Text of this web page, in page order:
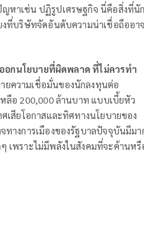
หาเช่น ปฏิรูปเศรษฐกิจ นี่คือสิ่งที่นัก
งที่บริษัทจัดอันดับความน่าเชื่อถืออาจ
อกนโยบายที่ผิดพลาด ที่ไม่ควรทำ
ยความเชื่อมั่นของนักลงทุนต่อ
ลือ 200,000 ล้านบาท แบบเบี้ยหัว
เสียโอกาสและทิศทางนโยบายของ
ทางการเมืองของรัฐบาลปัจจุบันมีมา
เพราะไม่มีพลังในสังคมที่จะค้านหรื